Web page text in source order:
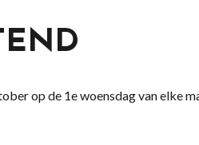
op de 1e woensdag van elke